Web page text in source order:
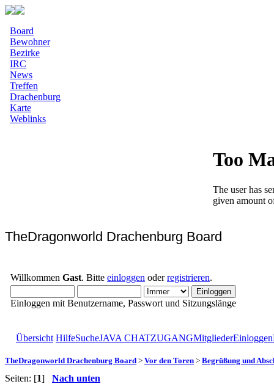
Board
Bewohner
Bezirke
IRC
News
Treffen
Drachenburg
Karte
Weblinks
TheDragonworld Drachenburg Board
Willkommen Gast. Bitte einloggen oderregistrieren.
Einloggen mit Benutzername, Passwort und Sitzungslänge
Übersicht HilfeSucheJAVA CHATZUGANGMitgliederEinloggen
TheDragonworld Drachenburg Board > Vor den Toren > Begrüßung und
Seiten: [1] Nach unten